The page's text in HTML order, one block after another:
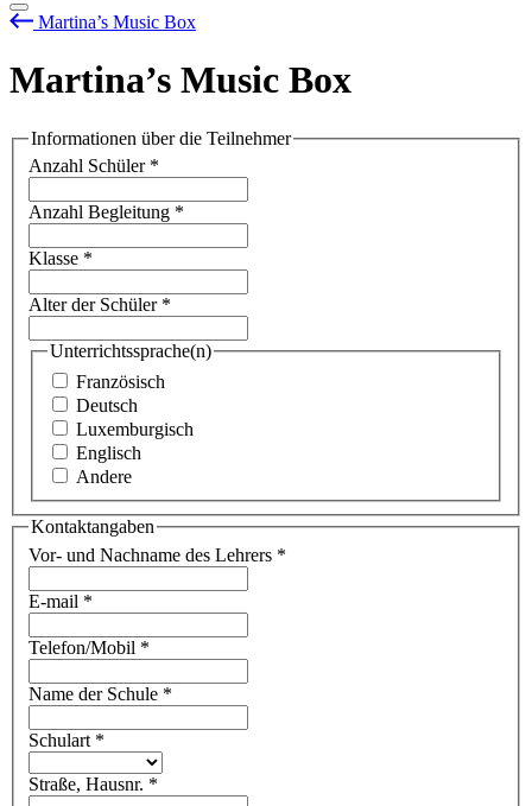
Martina’s Music Box
Martina’s Music Box
Informationen über die Teilnehmer
Anzahl Schüler *
Anzahl Begleitung *
Klasse *
Alter der Schüler *
Unterrichtssprache(n)
Französisch
Deutsch
Luxemburgisch
Englisch
Andere
Kontaktangaben
Vor- und Nachname des Lehrers *
E-mail *
Telefon/Mobil *
Name der Schule *
Schulart *
Straße, Hausnr. *